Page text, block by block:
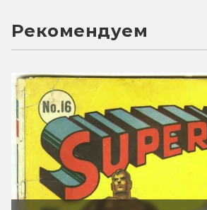
Рекомендуем